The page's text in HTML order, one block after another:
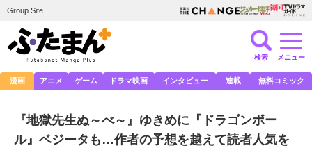
Group Site
検索 メニュー
漫画 アニメ ゲーム ドラマ映画 インタビュー 連載 無料コミック
『地獄先生ぬ～べ～』ゆきめに『ドラゴンボー
ル』ベジータも…作者の予想を越えて読者人気を